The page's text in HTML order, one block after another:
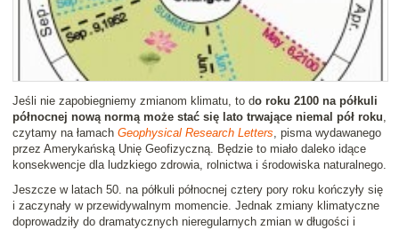
Jeśli nie zapobiegniemy zmianom klimatu, to do roku 2100 na półkuli
północnej nową normą może stać się lato trwające niemal pół roku,
czytamy na łamach Geophysical Research Letters, pisma wydawanego
przez Amerykańską Unię Geofizyczną. Będzie to miało daleko idące
konsekwencje dla ludzkiego zdrowia, rolnictwa i środowiska naturalnego.
Jeszcze w latach 50. na półkuli północnej cztery pory roku kończyły się
i zaczynały w przewidywalnym momencie. Jednak zmiany klimatyczne
doprowadziły do dramatycznych nieregularnych zmian w długości i